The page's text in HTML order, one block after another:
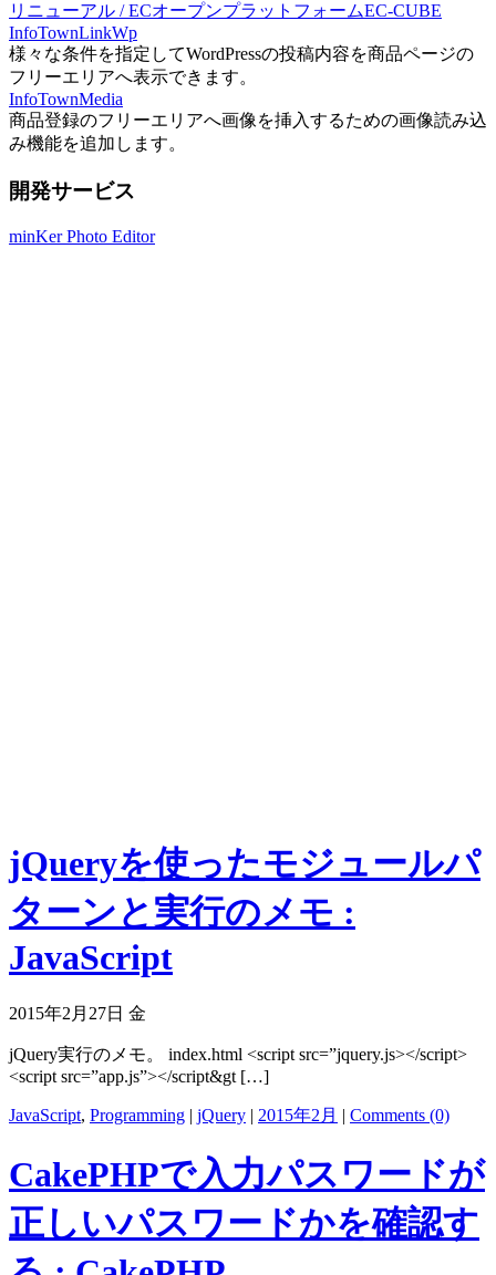
リニューアル / ECオープンプラットフォームEC-CUBE
InfoTownLinkWp
様々な条件を指定してWordPressの投稿内容を商品ページの
フリーエリアへ表示できます。
InfoTownMedia
商品登録のフリーエリアへ画像を挿入するための画像読み込
み機能を追加します。
開発サービス
minKer Photo Editor
jQueryを使ったモジュールパ
ターンと実行のメモ :
JavaScript
2015年2月27日 金
jQuery実行のメモ。 index.html <script src=”jquery.js></script>
<script src=”app.js”></script&gt […]
JavaScript, Programming | jQuery | 2015年2月 | Comments (0)
CakePHPで入力パスワードが
正しいパスワードかを確認す